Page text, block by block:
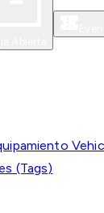
(Tags)